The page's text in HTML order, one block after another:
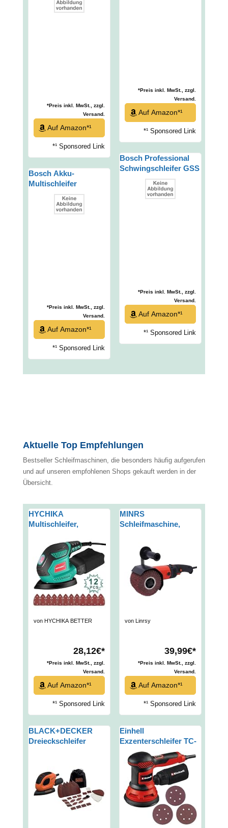
*Preis inkl. MwSt., zzgl.
Versand.
Auf Amazon*¹
*¹ Sponsored Link
Bosch Akku-
Multischleifer
EasySander 18V-8
*Preis inkl. MwSt., zzgl.
Versand.
Auf Amazon*¹
*¹ Sponsored Link
*Preis inkl. MwSt., zzgl.
Versand.
Auf Amazon*¹
*¹ Sponsored Link
Bosch Professional
Schwingschleifer GSS
*Preis inkl. MwSt., zzgl.
Versand.
Auf Amazon*¹
*¹ Sponsored Link
Aktuelle Top Empfehlungen
Bestseller Schleifmaschinen, die besonders häufig aufgerufen
und auf unseren empfohlenen Shops gekauft werden in der
Übersicht.
HYCHIKA
Multischleifer,
mit 12 Schleifblätter
(Körnung 80/120/240),
14000 U/min, Klettfix-
System,
Staubsaugbeutel,
Schleifmaschine für
Ecke & Kante, Metal &
von HYCHIKA BETTER
28,12€*
*Preis inkl. MwSt., zzgl.
Versand.
Auf Amazon*¹
*¹ Sponsored Link
BLACK+DECKER
Dreieckschleifer
Schleifmaschine,
Schleifplatte 133 x 95
mm,
Schleifen/Polieren,
inkl. Schleifpapiere +
MINRS
Schleifmaschine,
W mit Überlastschutz
Bürstenschleifgerät
zur Renovierung von
Oberflächen aller Art,
variable Drehzahl,
Durch Ergonomische
von Linrsy
39,99€*
*Preis inkl. MwSt., zzgl.
Versand.
Auf Amazon*¹
*¹ Sponsored Link
Einhell
Exzenterschleifer TC-
RS 425 E (425 W,
Schleifteller Ø 125
mm, max.
Schwingzahl 26.000
min-1, Schwingkreis
2,5 mm, inkl.
Schleifpapier je 1x
P60, P80, P120)